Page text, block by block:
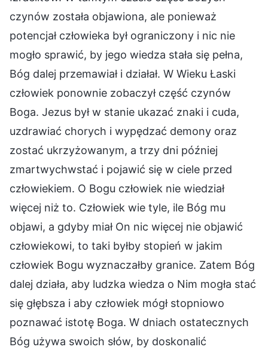
czynów została objawiona, ale ponieważ
potencjał człowieka był ograniczony i nic nie
mogło sprawić, by jego wiedza stała się pełna,
Bóg dalej przemawiał i działał. W Wieku Łaski
człowiek ponownie zobaczył część czynów
Boga. Jezus był w stanie ukazać znaki i cuda,
uzdrawiać chorych i wypędzać demony oraz
zostać ukrzyżowanym, a trzy dni później
zmartwychwstać i pojawić się w ciele przed
człowiekiem. O Bogu człowiek nie wiedział
więcej niż to. Człowiek wie tyle, ile Bóg mu
objawi, a gdyby miał On nic więcej nie objawić
człowiekowi, to taki byłby stopień w jakim
człowiek Bogu wyznaczałby granice. Zatem Bóg
dalej działa, aby ludzka wiedza o Nim mogła stać
się głębsza i aby człowiek mógł stopniowo
poznawać istotę Boga. W dniach ostatecznych
Bóg używa swoich słów, by doskonalić